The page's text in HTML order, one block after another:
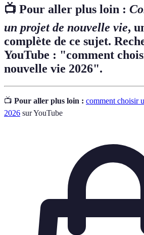
📺 Pour aller plus loin :
un projet de nouvelle vie,
complète de ce sujet.
YouTube : "comment
nouvelle vie 2026".
📺 Pour aller plus loin : comment choisir
2026 sur YouTube